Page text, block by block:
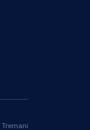
Tremani